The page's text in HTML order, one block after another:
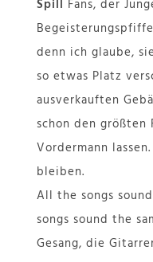
Spill Fans, der
denn ich glaube,
so etwas Platz
ausverkauften
schon den größten
Vordermann
bleiben.
All the songs
songs sound the
Gesang, die